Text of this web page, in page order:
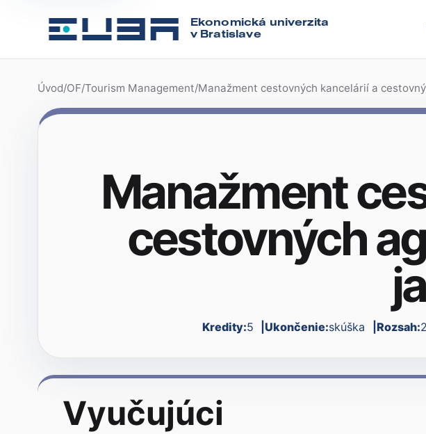
Ekonomická univerzita
v Bratislave
Úvod/OF/Tourism Management/Manažment cestovných kancelárií a
Manažment
cestovných
Kredity:5 Ukončenie:skúška Rozsah:
Vyučujúci